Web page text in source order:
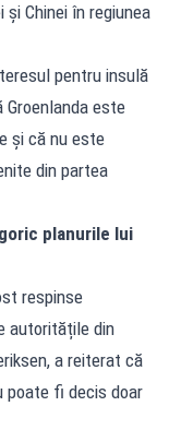
Chinei în regiunea
pentru insulă
este
și că nu este
din partea
planurile lui
respinse
autoritățile din
a reiterat că
poate fi decis doar